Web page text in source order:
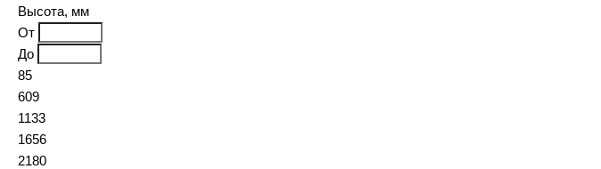
Высота, мм
От
До
85
609
1133
1656
2180